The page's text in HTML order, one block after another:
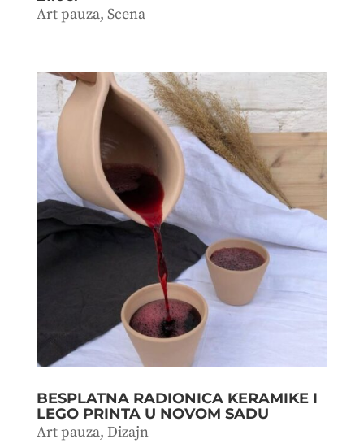
Art pauza, Scena
BESPLATNA RADIONICA KERAMIKE I
LEGO PRINTA U NOVOM SADU
Art pauza, Dizajn